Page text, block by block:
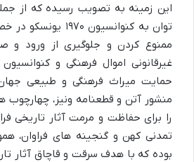
این زمینه به تصویب رسیده که از
توان به کنوانسیون
ممنوع کردن و جلوگیری از ورود و
حمایت میراث فرهنگی و طبیعی
منشور آتن و قطعنامه ونیز،
را برای حفاظت و مرمت آثار تاریخی
تمدنی کهن و گنجینه های فراوان،
بوده که با هدف سرقت و قاچاق آثار